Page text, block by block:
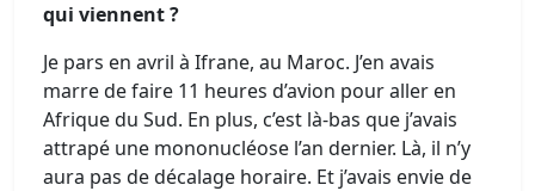
qui viennent ?
Je pars en avril à Ifrane, au Maroc. J’en avais
marre de faire 11 heures d’avion pour aller en
Afrique du Sud. En plus, c’est là-bas que j’avais
attrapé une mononucléose l’an dernier. Là, il n’y
aura pas de décalage horaire. Et j’avais envie de